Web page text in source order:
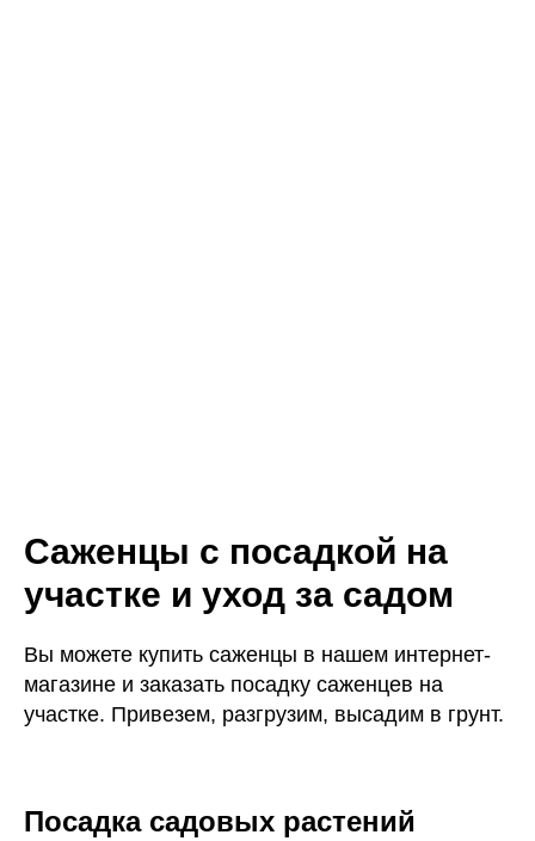
Саженцы с посадкой на
участке и уход за садом
Вы можете купить саженцы в нашем интернет-
магазине и заказать посадку саженцев на
участке. Привезем, разгрузим, высадим в грунт.
Посадка садовых растений